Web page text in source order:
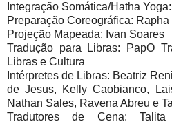
Integração Somática/Hatha
Preparação Coreográfica:
Projeção Mapeada: Ivan Soares
Tradução para Libras: PapO
Libras e Cultura
Intérpretes de Libras: Beatriz
de Jesus, Kelly Caobianco,
Nathan Sales, Ravena Abreu e
Tradutores de Cena: